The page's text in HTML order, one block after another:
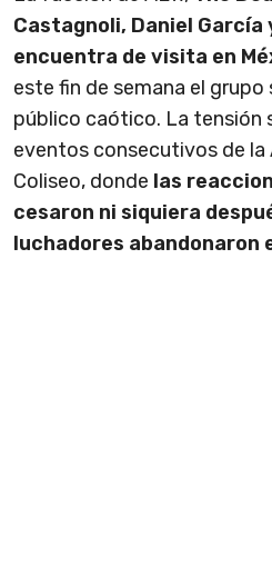
Castagnoli, Daniel García
encuentra de visita en
este fin de semana el
público caótico. La tensión
eventos consecutivos de la
Coliseo, donde las
cesaron ni siquiera
luchadores abandonaron